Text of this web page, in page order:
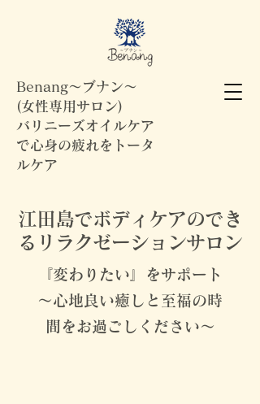
江田島でボディケアのでき
るリラクゼーションサロン
『変わりたい』をサポート
～心地良い癒しと至福の時
間をお過ごしください～
Benang～ブナン～
(女性専用サロン)
バリニーズオイルケア
で心身の疲れをトータ
ルケア